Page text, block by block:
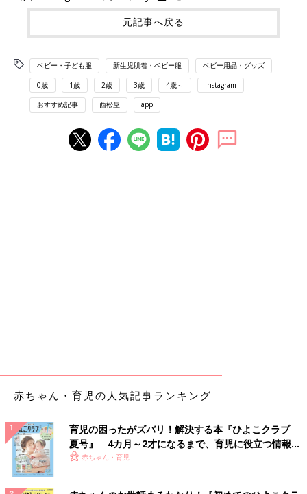
元記事へ戻る
ベビー・子ども服 新生児肌着・ベビー服 ベビー用品・グッズ
0歳 1歳 2歳 3歳 4歳～ Instagram
おすすめ記事 西松屋 app
赤ちゃん・育児の人気記事ランキング
育児の困ったがズバリ！解決する本『ひよこクラブ
夏号』 4カ月～2才になるまで、育児に役立つ情報が
いっぱい！
赤ちゃん・育児